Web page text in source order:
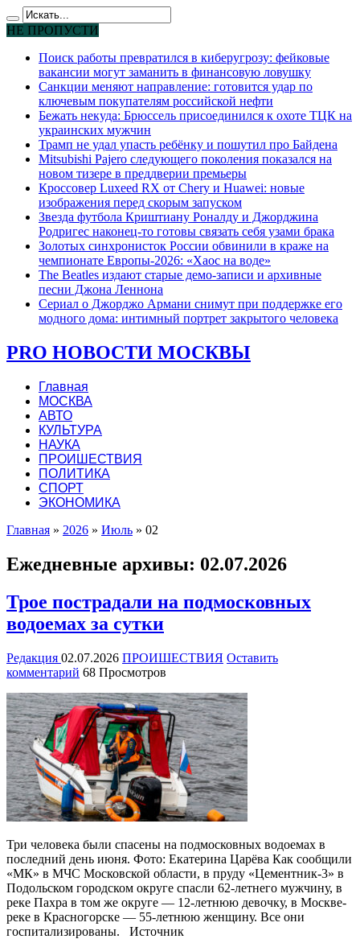
НЕ ПРОПУСТИ
Поиск работы превратился в киберугрозу: фейковые
вакансии могут заманить в финансовую ловушку
Санкции меняют направление: готовится удар по
ключевым покупателям российской нефти
Бежать некуда: Брюссель присоединился к охоте ТЦК на
украинских мужчин
Трамп не удал упасть ребёнку и пошутил про Байдена
Mitsubishi Pajero следующего поколения показался на
новом тизере в преддверии премьеры
Кроссовер Luxeed RX от Chery и Huawei: новые
изображения перед скорым запуском
Звезда футбола Криштиану Роналду и Джорджина
Родригес наконец-то готовы связать себя узами брака
Золотых синхронисток России обвинили в краже на
чемпионате Европы-2026: «Хаос на воде»
The Beatles издают старые демо-записи и архивные
песни Джона Леннона
Сериал о Джорджо Армани снимут при поддержке его
модного дома: интимный портрет закрытого человека
PRO НОВОСТИ МОСКВЫ
Главная
МОСКВА
АВТО
КУЛЬТУРА
НАУКА
ПРОИШЕСТВИЯ
ПОЛИТИКА
СПОРТ
ЭКОНОМИКА
Главная » 2026 » Июль » 02
Ежедневные архивы: 02.07.2026
Трое пострадали на подмосковных
водоемах за сутки
Редакция 02.07.2026 ПРОИШЕСТВИЯ Оставить
комментарий 68 Просмотров
Три человека были спасены на подмосковных водоемах в
последний день июня. Фото: Екатерина Царёва Как сообщили
«МК» в МЧС Московской области, в пруду «Цементник-3» в
Подольском городском округе спасли 62-летнего мужчину, в
реке Пахра в том же округе — 12-летнюю девочку, в Москве-
реке в Красногорске — 55-летнюю женщину. Все они
госпитализированы. Источник